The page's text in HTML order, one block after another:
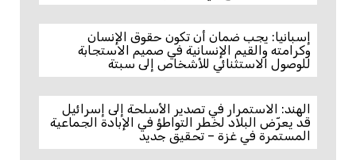
إسبانيا: يجب ضمان أن تكون حقوق الإنسان
وكرامته والقيم الإنسانية في صميم الاستجابة
للوصول الاستثنائي للأشخاص إلى سبتة
الهند: الاستمرار في تصدير الأسلحة إلى إسرائيل
قد يعرّض البلاد لخطر التواطؤ في الإبادة الجماعية
المستمرة في غزة – تحقيق جديد